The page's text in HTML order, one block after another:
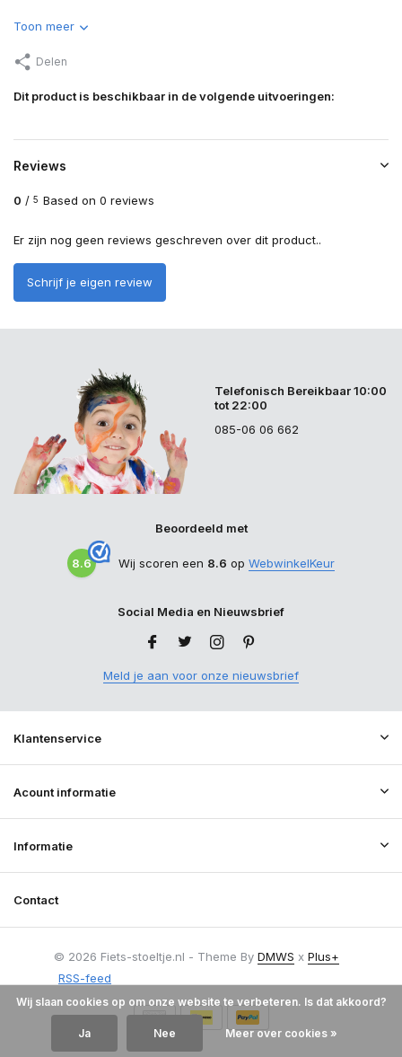
Toon meer
Delen
Dit product is beschikbaar in de volgende uitvoeringen:
Reviews
0 / 5 Based on 0 reviews
Er zijn nog geen reviews geschreven over dit product..
Schrijf je eigen review
Telefonisch Bereikbaar 10:00
tot 22:00
085-06 06 662
Beoordeeld met
8.6 Wij scoren een 8.6 op WebwinkelKeur
Social Media en Nieuwsbrief
Meld je aan voor onze nieuwsbrief
Klantenservice
Acount informatie
Informatie
Contact
© 2026 Fiets-stoeltje.nl - Theme By DMWS x Plus+
RSS-feed
Wij slaan cookies op om onze website te verbeteren. Is dat akkoord?
Ja Nee Meer over cookies »